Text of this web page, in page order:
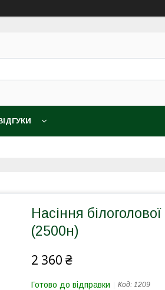
Насіння
(2500н)
2 360 ₴
Готово до відправки Код: 1209